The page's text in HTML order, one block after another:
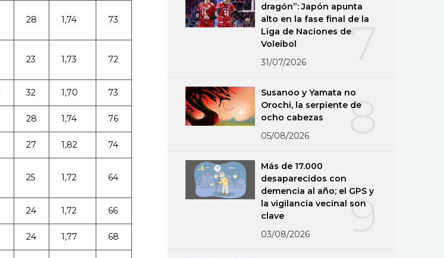
28 1,74 73
23 1,73 72
32 1,70 73
28 1,74 76
27 1,82 74
25 1,72 64
24 1,72 66
24 1,77 68
7
dragón”: Japón apunta
alto en la fase final de la
Liga de Naciones de
Voleibol
31/07/2026
8
Susanoo y Yamata no
Orochi, la serpiente de
ocho cabezas
05/08/2026
9
Más de 17.000
desaparecidos con
demencia al año; el GPS y
la vigilancia vecinal son
clave
03/08/2026